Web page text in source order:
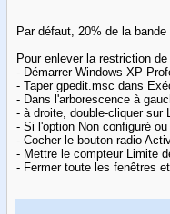
Par défaut, 20% de la
Pour enlever la restriction
- Démarrer Windows XP
- Taper gpedit.msc dans
- Dans l'arborescence à
- à droite, double-cliquer sur
- Si l'option Non configuré
- Cocher le bouton radio
- Mettre le compteur Limite
- Fermer toute les fenêtres